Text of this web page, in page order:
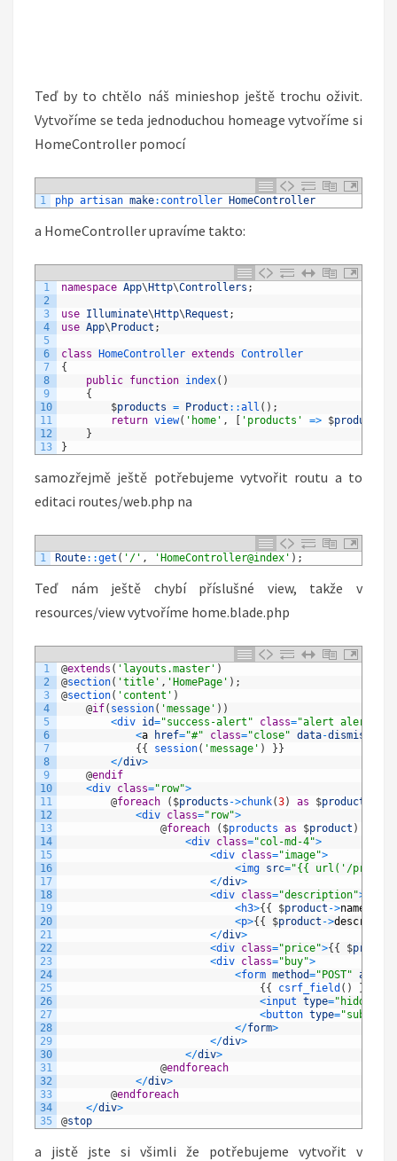
Teď by to chtělo náš minieshop ještě trochu oživit.
Vytvoříme se teda jednoduchou homeage vytvoříme si
HomeController pomocí
1 php artisan make: controller HomeController
a HomeController upravíme takto:
1
2
3
4
5
6
7
8
9
10
11
12
13
namespace App\ Http\Controllers ;
use Illuminate\ Http\ Request ;
use App\ Product ;
class HomeController extends Controller
{
public function index( )
{
$products = Product ::all ( ) ;
return view( 'home' , 'products' => $products
}
}
samozřejmě ještě potřebujeme vytvořit routu a to
editaci routes/web.php na
1 Route::get ( '/' , 'HomeController@index' ) ;
Teď nám ještě chybí příslušné view, takže v
resources/view vytvoříme home.blade.php
1
2
3
4
5
6
7
8
9
10
11
12
13
14
15
16
17
18
19
20
21
22
23
24
25
26
27
28
29
30
31
32
33
34
35
@extends ( 'layouts.master' )
@section( 'title' , 'HomePage' ) ;
@section( 'content' )
@if( session( 'message' ) )
<div id="success-alert" class="alert alert-
<a href="#" class="close" data-dismiss
{ { session( 'message' ) } }
</div>
@endif
<div class="row">
@foreach ( $products ->chunk(3) as $products
<div class="row">
@foreach ( $products as $product )
<div class="col-md-4">
<div class="image">
<img src="{{ url('/
</div>
<div class="description">
<h3>{ { $product ->name
<p>{ { $product ->
</div>
<div class="price">{ { $product
<div class="buy">
<form method="POST" action
{ { csrf_field ( ) }
<input type="hidden"
<button type="submit"
</form>
</div>
</div>
@endforeach
</div>
@endforeach
</div>
@stop
a jistě jste si všimli že potřebujeme vytvořit v